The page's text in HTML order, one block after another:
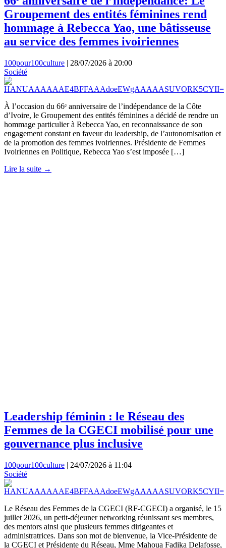
Groupement des entités féminines rend
hommage à Rebecca Yao, une bâtisseuse
au service des femmes ivoiriennes
100pour100culture | 28/07/2026 à 20:00
Société
À l’occasion du 66ᵉ anniversaire de l’indépendance de la Côte
d’Ivoire, le Groupement des entités féminines a décidé de rendre un
hommage particulier à Rebecca Yao, en reconnaissance de son
engagement constant en faveur du leadership, de l’autonomisation et
de la promotion des femmes ivoiriennes. Présidente de Femmes
Ivoiriennes en Politique, Rebecca Yao s’est imposée […]
Lire la suite →
Leadership féminin : le Réseau des
Femmes de la CGECI mobilisé pour une
gouvernance plus inclusive
100pour100culture | 24/07/2026 à 11:04
Société
Le Réseau des Femmes de la CGECI (RF-CGECI) a organisé, le 15
juillet 2026, un petit-déjeuner networking réunissant ses membres,
des mentors ainsi que plusieurs femmes dirigeantes et
administratrices. Dans son mot de bienvenue, la Vice-Présidente de
la CGECI et Présidente du Réseau, Mme Mahoua Fadika Delafosse,